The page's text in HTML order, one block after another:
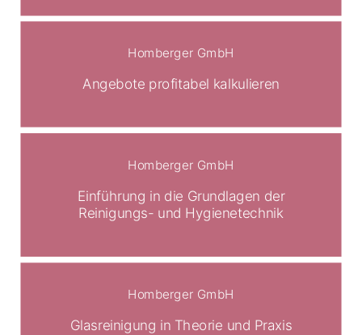
Homberger GmbH
Angebote profitabel kalkulieren
Homberger GmbH
Einführung in die Grundlagen der
Reinigungs- und Hygienetechnik
Homberger GmbH
Glasreinigung in Theorie und Praxis